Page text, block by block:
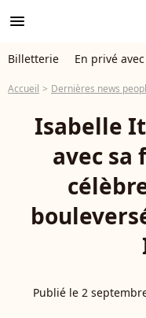
menu
Billetterie En privé avec
Accueil Dernières news
Isabelle
avec sa
Publié le 2